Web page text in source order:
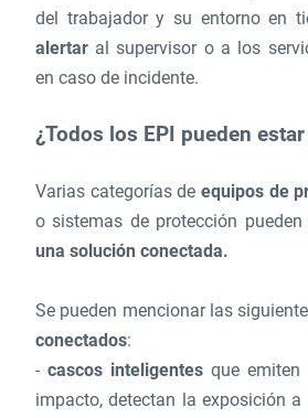
del trabajador y su entorno en
alertaral supervisor o a los
en caso de incidente.
¿Todos los EPI pueden
Varias categorías de equipos de
o sistemas de protección
una solución conectada.
Se pueden mencionar las
conectados:
- cascos inteligentesque emiten
impacto, detectan la exposición